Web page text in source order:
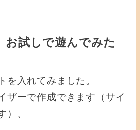
お試しで遊んでみた
を入れてみました。
ザーで作成できます（サイ
）、